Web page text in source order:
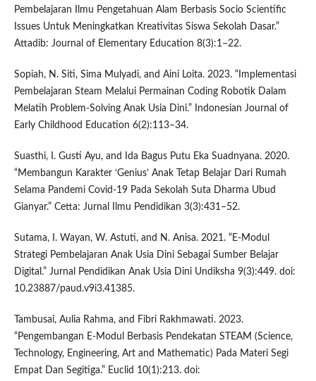
Pembelajaran Ilmu Pengetahuan Alam Berbasis Socio Scientific
Issues Untuk Meningkatkan Kreativitas Siswa Sekolah Dasar.”
Attadib: Journal of Elementary Education 8(3):1–22.
Sopiah, N. Siti, Sima Mulyadi, and Aini Loita. 2023. “Implementasi
Pembelajaran Steam Melalui Permainan Coding Robotik Dalam
Melatih Problem-Solving Anak Usia Dini.” Indonesian Journal of
Early Childhood Education 6(2):113–34.
Suasthi, I. Gusti Ayu, and Ida Bagus Putu Eka Suadnyana. 2020.
“Membangun Karakter ‘Genius’ Anak Tetap Belajar Dari Rumah
Selama Pandemi Covid-19 Pada Sekolah Suta Dharma Ubud
Gianyar.” Cetta: Jurnal Ilmu Pendidikan 3(3):431–52.
Sutama, I. Wayan, W. Astuti, and N. Anisa. 2021. “E-Modul
Strategi Pembelajaran Anak Usia Dini Sebagai Sumber Belajar
Digital.” Jurnal Pendidikan Anak Usia Dini Undiksha 9(3):449. doi:
10.23887/paud.v9i3.41385.
Tambusai, Aulia Rahma, and Fibri Rakhmawati. 2023.
“Pengembangan E-Modul Berbasis Pendekatan STEAM (Science,
Technology, Engineering, Art and Mathematic) Pada Materi Segi
Empat Dan Segitiga.” Euclid 10(1):213. doi: